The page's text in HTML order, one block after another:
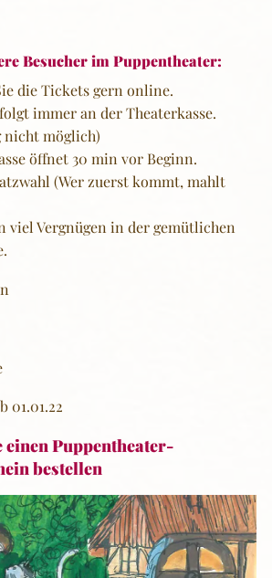
Besucher im Puppentheater:
die Tickets gern online.
immer an der Theaterkasse.
nicht möglich)
öffnet 30 min vor Beginn.
(Wer zuerst kommt, mahlt
viel Vergnügen in der gemütlichen
01.01.22
einen Puppentheater-
bestellen